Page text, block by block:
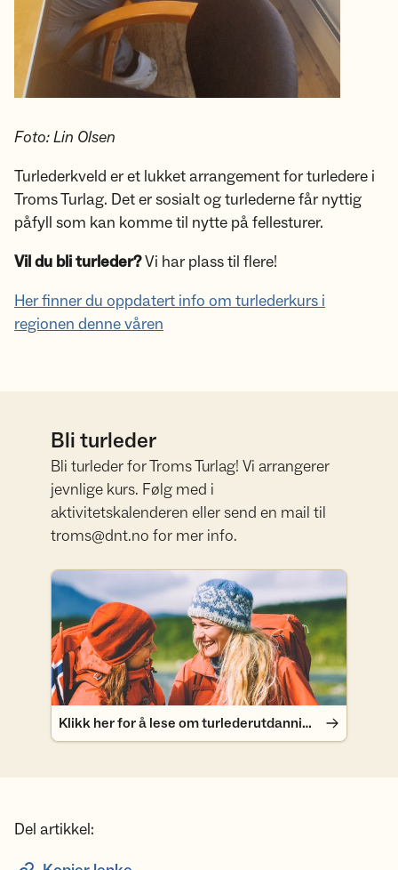
Foto: Lin Olsen
Turlederkveld er et lukket arrangement for turledere i
Troms Turlag. Det er sosialt og turlederne får nyttig
påfyll som kan komme til nytte på fellesturer.
Vil du bli turleder?Vi har plass til flere!
Her finner du oppdatert info om turlederkurs i
regionen denne våren
Bli turleder
Bli turleder for Troms Turlag! Vi arrangerer
jevnlige kurs. Følg med i
aktivitetskalenderen eller send en mail til
troms@dnt.no for mer info.
Klikk her for å lese om turlederutdanningen til DNT
Klikk her for å lese om turlederutdanningen til DNT
Del artikkel: